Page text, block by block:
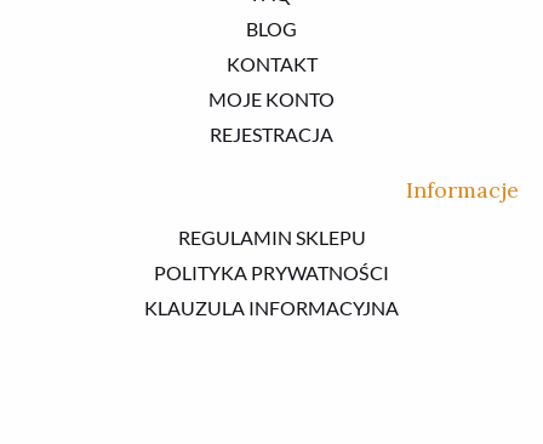
BLOG
KONTAKT
MOJE KONTO
REJESTRACJA
Informacje
REGULAMIN SKLEPU
POLITYKA PRYWATNOŚCI
KLAUZULA INFORMACYJNA